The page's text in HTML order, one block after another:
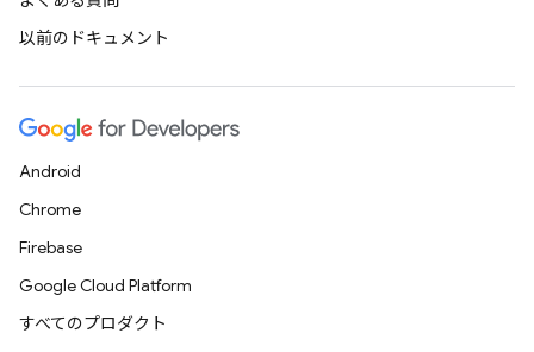
以前のドキュメント
Android
Chrome
Firebase
Google Cloud Platform
すべてのプロダクト